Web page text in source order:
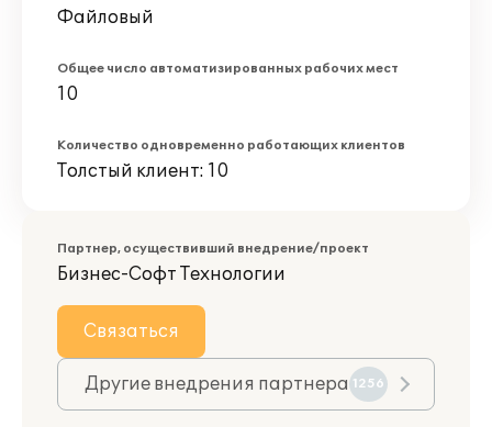
Файловый
Общее число автоматизированных рабочих мест
10
Количество одновременно работающих клиентов
Толстый клиент: 10
Партнер, осуществивший внедрение/проект
Бизнес-Софт Технологии
Связаться
Другие внедрения партнера 1256